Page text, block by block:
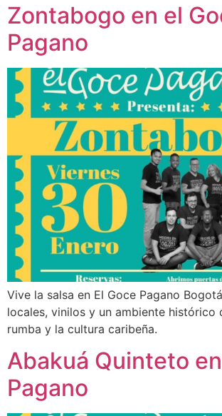
Zontabogo en el
Pagano
Vive la salsa en El Goce Pagano
locales, vinilos y un ambiente histórico
rumba y la cultura caribeña.
Abakuá Quinteto
Pagano